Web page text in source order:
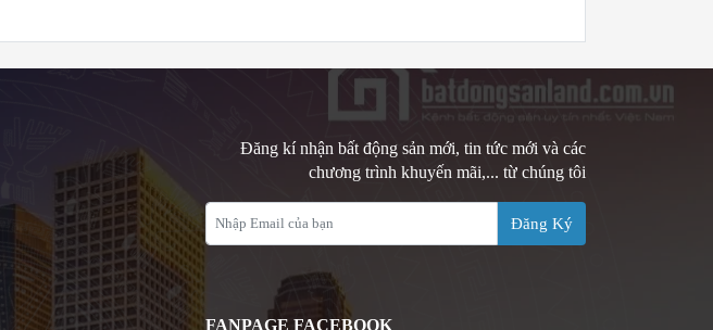
Đăng kí nhận bất động sản mới, tin tức mới và các
chương trình khuyến mãi,... từ chúng tôi
Đăng Ký
FANPAGE FACEBOOK